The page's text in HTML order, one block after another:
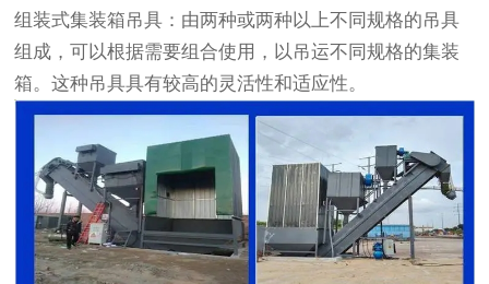
组装式集装箱吊具：由两种或两种以上不同规格的吊具
组成，可以根据需要组合使用，以吊运不同规格的集装
箱。这种吊具具有较高的灵活性和适应性。